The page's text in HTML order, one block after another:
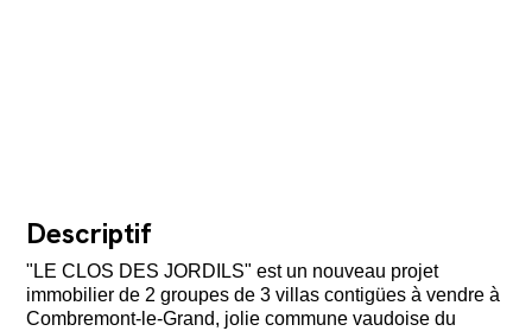
Descriptif
"LE CLOS DES JORDILS" est un nouveau projet
immobilier de 2 groupes de 3 villas contigües à vendre à
Combremont-le-Grand, jolie commune vaudoise du